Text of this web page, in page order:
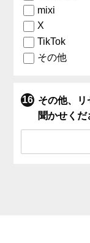
mixi
X
TikTok
その他
その他、
聞かせくだ